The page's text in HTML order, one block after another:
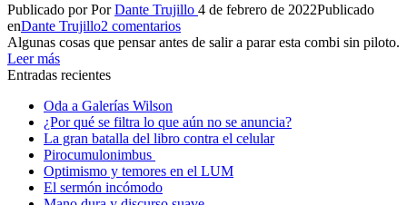
Publicado por PorDante Trujillo 4 de febrero de 2022Publicado
enDante Trujillo2 comentarios
Algunas cosas que pensar antes de salir a parar esta combi sin piloto.
Leer más
Entradas recientes
Oda a Galerías Wilson
¿Por qué se filtra lo que aún no se anuncia?
La gran batalla del libro contra el celular
Pirocumulonimbus
Optimismo y temores en el LUM
El sermón incómodo